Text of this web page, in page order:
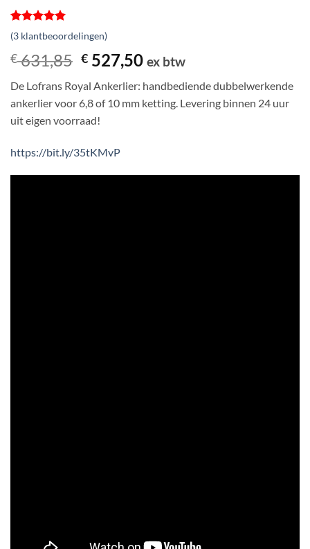
Gewaardeerd
5op 5
gebaseerd
op
3
(3 klantbeoordelingen)
€631,85 Oorspronkelijke
was:
€ 631,85.
€ 527,50Huidige
is:
€ 527,50.
ex btw
De Lofrans Royal Ankerlier: handbediende dubbelwerkende
ankerlier voor 6,8 of 10 mm ketting. Levering binnen 24 uur
uit eigen voorraad!
https://bit.ly/35tKMvP